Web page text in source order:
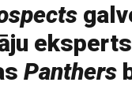
Panthers